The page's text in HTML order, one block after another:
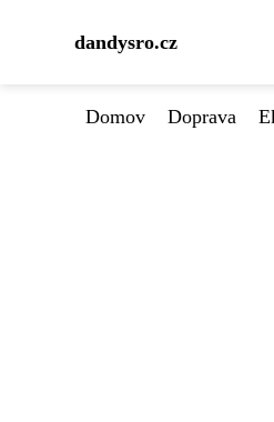
dandysro.cz
Domov Doprava